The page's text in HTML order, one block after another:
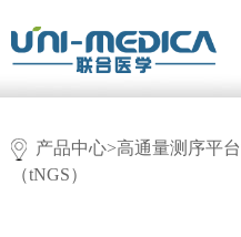
产品中心>高通量测序平台
（tNGS）